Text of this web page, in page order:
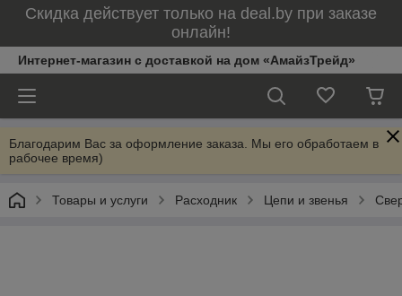
Скидка действует только на deal.by при заказе
онлайн!
Интернет-магазин с доставкой на дом «АмайзТрейд»
Благодарим Вас за оформление заказа. Мы его обработаем в
рабочее время)
Товары и услуги Расходник Цепи и звенья